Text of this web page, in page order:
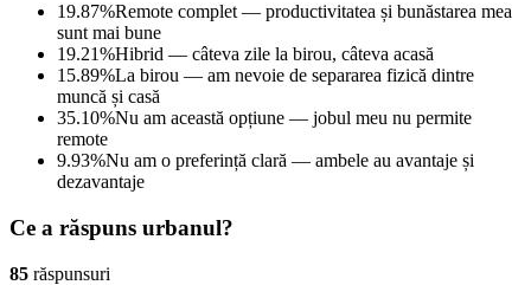
19.87%Remote complet — productivitatea și bunăstarea mea
sunt mai bune
19.21%Hibrid — câteva zile la birou, câteva acasă
15.89%La birou — am nevoie de separarea fizică dintre
muncă și casă
35.10%Nu am această opțiune — jobul meu nu permite
remote
9.93%Nu am o preferință clară — ambele au avantaje și
dezavantaje
Ce a răspuns urbanul?
85 răspunsuri